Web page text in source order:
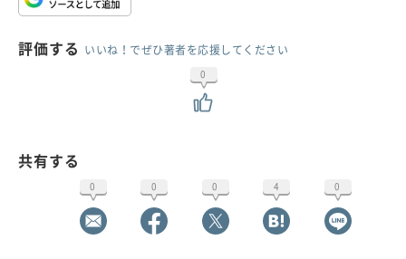
評価する いいね！でぜひ著者を応援してください
0
共有する
0 0 0 4 0